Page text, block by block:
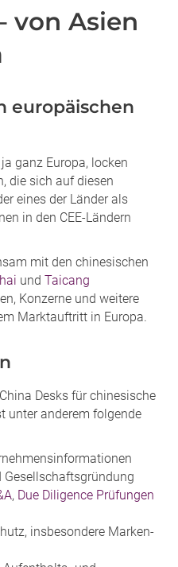
von Asien
europäischen
ganz Europa, locken
die sich auf diesen
eines der Länder als
in den CEE-Ländern
mit den chinesischen
und Taicang
Konzerne und weitere
Marktauftritt in Europa.
Desks für chinesische
unter anderem folgende
, Due Diligence Prüfungen
insbesondere Marken-